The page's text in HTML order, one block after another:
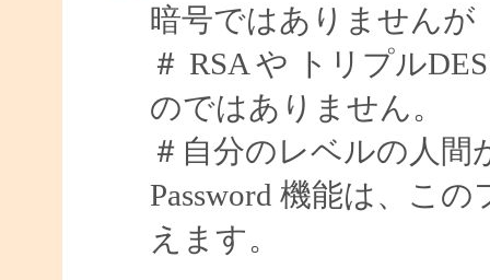
暗号ではありませんが
＃ RSA や トリプル
のではありません。
＃自分のレベルの人
Password 機能は、こ
えます。